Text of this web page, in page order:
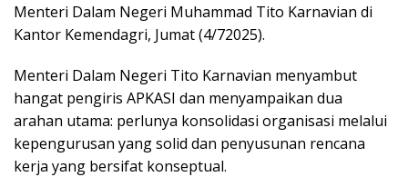
Menteri Dalam Negeri Muhammad Tito Karnavian di
Kantor Kemendagri, Jumat (4/72025).
Menteri Dalam Negeri Tito Karnavian menyambut
hangat pengiris APKASI dan menyampaikan dua
arahan utama: perlunya konsolidasi organisasi melalui
kepengurusan yang solid dan penyusunan rencana
kerja yang bersifat konseptual.